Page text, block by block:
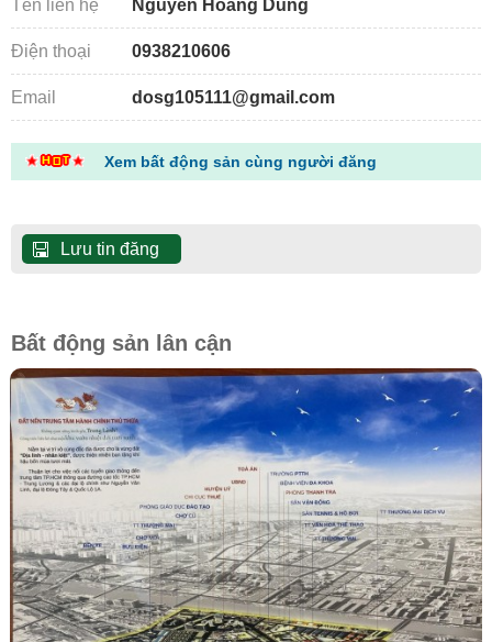
Tên liên hệ Nguyễn Hoàng Dũng
Điện thoại 0938210606
Email dosg105111@gmail.com
Xem bất động sản cùng người đăng
Lưu tin đăng
Bất động sản lân cận